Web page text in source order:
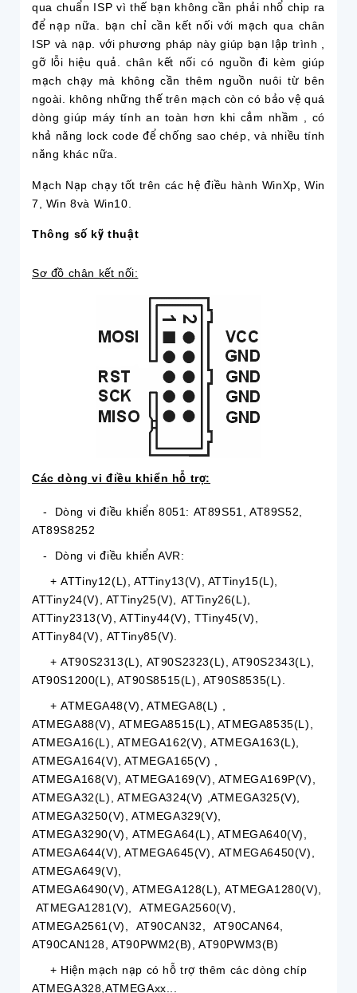
qua chuẩn ISP vì thế bạn không cần phải nhổ chip ra
để nạp nữa. bạn chỉ cần kết nối với mạch qua chân
ISP và nạp. với phương pháp này giúp bạn lập trình ,
gỡ lỗi hiệu quả. chân kết nối có nguồn đi kèm giúp
mạch chạy mà không cần thêm nguồn nuôi từ bên
ngoài. không những thế trên mạch còn có bảo vệ quá
dòng giúp máy tính an toàn hơn khi cắm nhầm , có
khả năng lock code để chống sao chép, và nhiều tính
năng khác nữa.
Mạch Nạp chạy tốt trên các hệ điều hành WinXp, Win
7, Win 8và Win10.
Thông số kỹ thuật
Sơ đồ chân kết nối:
Các dòng vi điều khiển hỗ trợ:
- Dòng vi điều khiển 8051: AT89S51, AT89S52,
AT89S8252
- Dòng vi điều khiển AVR:
+ ATTiny12(L), ATTiny13(V), ATTiny15(L),
ATTiny24(V), ATTiny25(V), ATTiny26(L),
ATTiny2313(V), ATTiny44(V), TTiny45(V),
ATTiny84(V), ATTiny85(V).
+ AT90S2313(L), AT90S2323(L), AT90S2343(L),
AT90S1200(L), AT90S8515(L), AT90S8535(L).
+ ATMEGA48(V), ATMEGA8(L) ,
ATMEGA88(V), ATMEGA8515(L), ATMEGA8535(L),
ATMEGA16(L), ATMEGA162(V), ATMEGA163(L),
ATMEGA164(V), ATMEGA165(V) ,
ATMEGA168(V), ATMEGA169(V), ATMEGA169P(V),
ATMEGA32(L), ATMEGA324(V) ,ATMEGA325(V),
ATMEGA3250(V), ATMEGA329(V),
ATMEGA3290(V), ATMEGA64(L), ATMEGA640(V),
ATMEGA644(V), ATMEGA645(V), ATMEGA6450(V),
ATMEGA649(V),
ATMEGA6490(V), ATMEGA128(L), ATMEGA1280(V),
ATMEGA1281(V), ATMEGA2560(V),
ATMEGA2561(V), AT90CAN32, AT90CAN64,
AT90CAN128, AT90PWM2(B), AT90PWM3(B)
+ Hiện mạch nạp có hỗ trợ thêm các dòng chíp
ATMEGA328,ATMEGAxx...